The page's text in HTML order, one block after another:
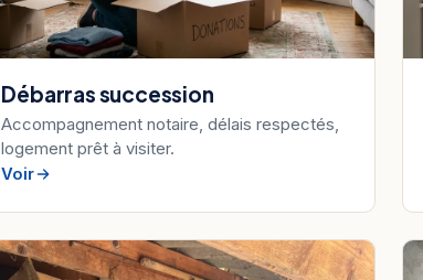
Débarras succession
Accompagnement notaire, délais respectés,
logement prêt à visiter.
Voir